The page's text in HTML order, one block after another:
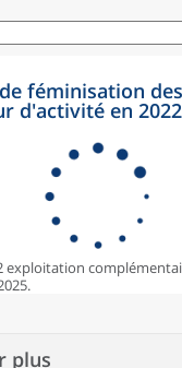
de féminisation
d'activité en 2022
exploitation
plus